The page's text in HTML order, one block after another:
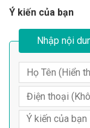
Ý kiến của bạn
Nhập nội